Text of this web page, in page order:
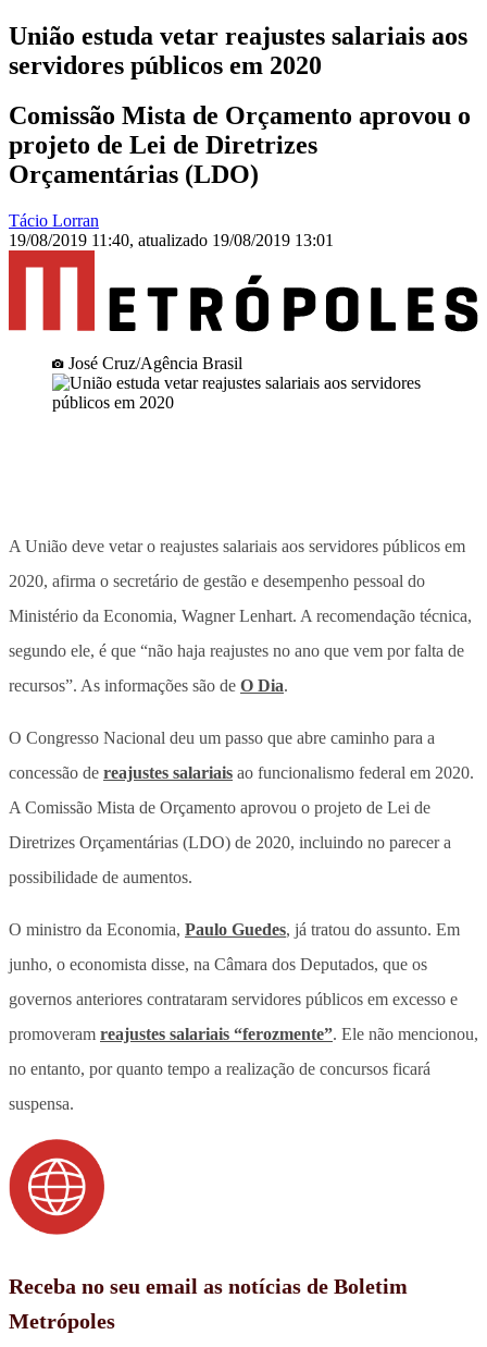
União estuda vetar reajustes salariais aos
servidores públicos em 2020
Comissão Mista de Orçamento aprovou o
projeto de Lei de Diretrizes
Orçamentárias (LDO)
Tácio Lorran
19/08/2019 11:40, atualizado 19/08/2019 13:01
José Cruz/Agência Brasil
A União deve vetar o reajustes salariais aos servidores públicos em
2020, afirma o secretário de gestão e desempenho pessoal do
Ministério da Economia, Wagner Lenhart. A recomendação técnica,
segundo ele, é que “não haja reajustes no ano que vem por falta de
recursos”. As informações são de O Dia.
O Congresso Nacional deu um passo que abre caminho para a
concessão de reajustes salariais ao funcionalismo federal em 2020.
A Comissão Mista de Orçamento aprovou o projeto de Lei de
Diretrizes Orçamentárias (LDO) de 2020, incluindo no parecer a
possibilidade de aumentos.
O ministro da Economia, Paulo Guedes, já tratou do assunto. Em
junho, o economista disse, na Câmara dos Deputados, que os
governos anteriores contrataram servidores públicos em excesso e
promoveram reajustes salariais “ferozmente”. Ele não mencionou,
no entanto, por quanto tempo a realização de concursos ficará
suspensa.
Receba no seu email as notícias de Boletim
Metrópoles